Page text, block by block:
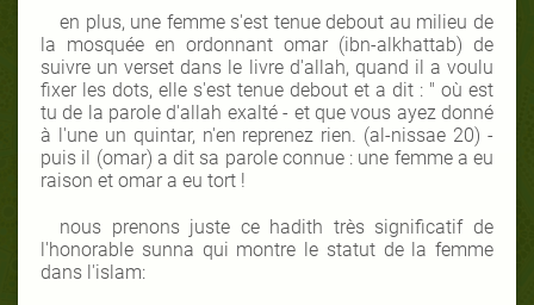
en plus, une femme s'est tenue debout au milieu de
la mosquée en ordonnant omar (ibn-alkhattab) de
suivre un verset dans le livre d'allah, quand il a voulu
fixer les dots, elle s'est tenue debout et a dit : " où est
tu de la parole d'allah exalté - et que vous ayez donné
à l'une un quintar, n'en reprenez rien. (al-nissae 20) -
puis il (omar) a dit sa parole connue : une femme a eu
raison et omar a eu tort !
nous prenons juste ce hadith très significatif de
l'honorable sunna qui montre le statut de la femme
dans l'islam: